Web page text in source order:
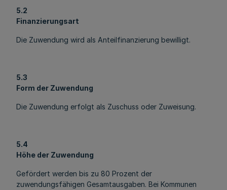
5.2
Finanzierungsart
Die Zuwendung wird als Anteilfinanzierung bewilligt.
5.3
Form der Zuwendung
Die Zuwendung erfolgt als Zuschuss oder Zuweisung.
5.4
Höhe der Zuwendung
Gefördert werden bis zu 80 Prozent der
zuwendungsfähigen Gesamtausgaben. Bei Kommunen